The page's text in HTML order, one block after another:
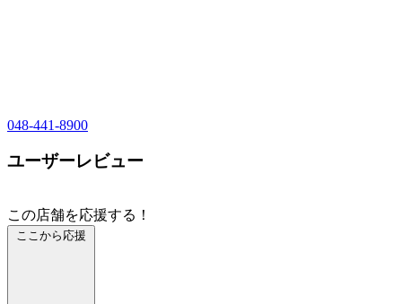
048-441-8900
ユーザーレビュー
この店舗を応援する！
ここから応援